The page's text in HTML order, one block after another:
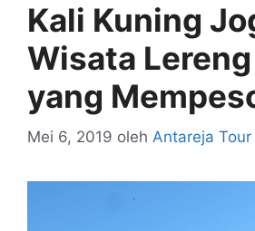
Kali Kuning
Wisata
yang
Mei 6, 2019 oleh Antareja Tour